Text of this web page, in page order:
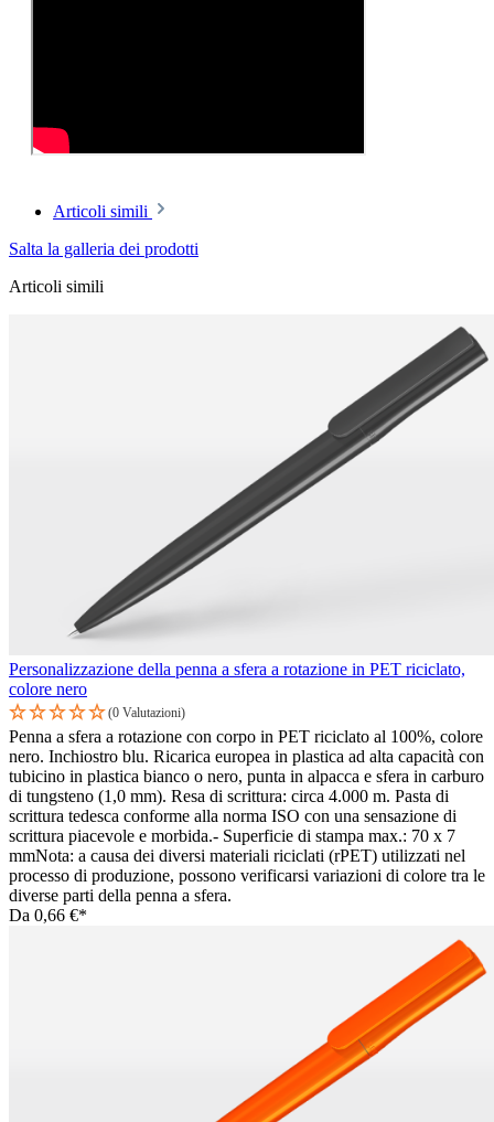
Articoli simili
Salta la galleria dei prodotti
Articoli simili
Personalizzazione della penna a sfera a rotazione in PET riciclato,
colore nero
(0 Valutazioni)
Penna a sfera a rotazione con corpo in PET riciclato al 100%, colore
nero. Inchiostro blu. Ricarica europea in plastica ad alta capacità con
tubicino in plastica bianco o nero, punta in alpacca e sfera in carburo
di tungsteno (1,0 mm). Resa di scrittura: circa 4.000 m. Pasta di
scrittura tedesca conforme alla norma ISO con una sensazione di
scrittura piacevole e morbida.- Superficie di stampa max.: 70 x 7
mmNota: a causa dei diversi materiali riciclati (rPET) utilizzati nel
processo di produzione, possono verificarsi variazioni di colore tra le
diverse parti della penna a sfera.
Da 0,66 €*